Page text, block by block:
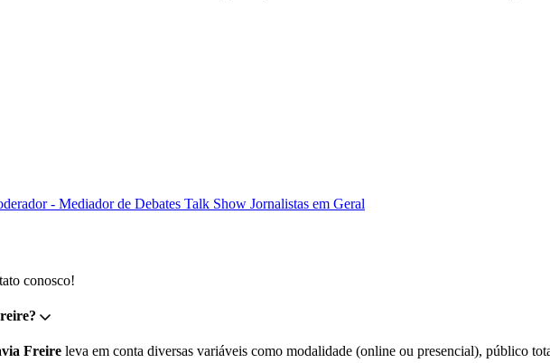
- Mediador de Debates Talk Show Jornalistas em Geral
conosco!
Freire leva em conta diversas variáveis como modalidade (online ou presencial), público